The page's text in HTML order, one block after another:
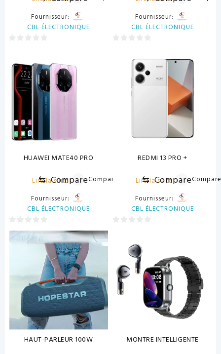
Fournisseur:
CBL ÉLECTRONIQUE
5
Fournisseur:
CBL ÉLECTRONIQUE
HUAWEI MATE40 PRO
Lire la suite
⇆ CompareCompare
Fournisseur:
CBL ÉLECTRONIQUE
0
sur
REDMI 13 PRO +
Lire la suite
⇆ Compare
Fournisseur:
CBL ÉLECTRONIQUE
HAUT-PARLEUR 100W MONTRE INTELLIGENTE